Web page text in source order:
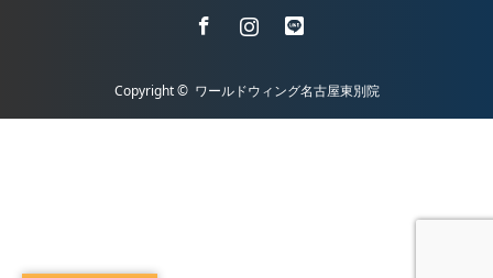
LINE
Copyright © ワールドウィング名古屋東別院